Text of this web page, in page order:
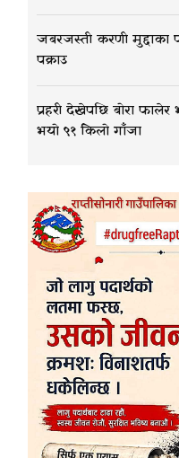
जबरजस्ती करणी मुद्दाका
पक्राउ
प्रहरी देखेपछि बोरा
भयो ९१ किलो गाँजा